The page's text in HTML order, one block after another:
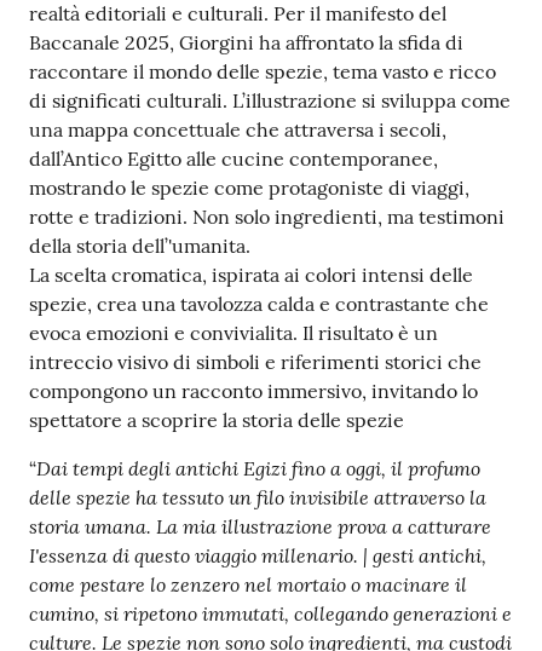
realtà editoriali e culturali. Per il manifesto del
Baccanale 2025, Giorgini ha affrontato la sfida di
raccontare il mondo delle spezie, tema vasto e ricco
di significati culturali. L’illustrazione si sviluppa come
una mappa concettuale che attraversa i secoli,
dall’Antico Egitto alle cucine contemporanee,
mostrando le spezie come protagoniste di viaggi,
rotte e tradizioni. Non solo ingredienti, ma testimoni
della storia dell’'umanita.
La scelta cromatica, ispirata ai colori intensi delle
spezie, crea una tavolozza calda e contrastante che
evoca emozioni e convivialita. Il risultato è un
intreccio visivo di simboli e riferimenti storici che
compongono un racconto immersivo, invitando lo
spettatore a scoprire la storia delle spezie
“Dai tempi degli antichi Egizi fino a oggi, il profumo
delle spezie ha tessuto un filo invisibile attraverso la
storia umana. La mia illustrazione prova a catturare
I'essenza di questo viaggio millenario. | gesti antichi,
come pestare lo zenzero nel mortaio o macinare il
cumino, si ripetono immutati, collegando generazioni e
culture. Le spezie non sono solo ingredienti, ma custodi